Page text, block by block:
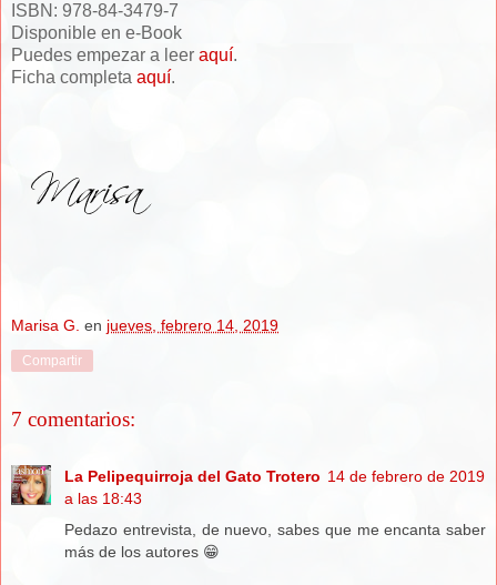
ISBN: 978-84-3479-7
Disponible en e-Book
Puedes empezar a leer aquí.
Ficha completa aquí.
Marisa G. en jueves, febrero 14, 2019
Compartir
7 comentarios:
La Pelipequirroja del Gato Trotero 14 de febrero de 2019
a las 18:43
Pedazo entrevista, de nuevo, sabes que me encanta saber
más de los autores 😁